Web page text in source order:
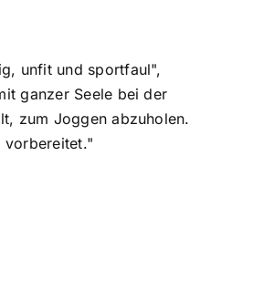
unfit und sportfaul",
ganzer Seele bei der
zum Joggen abzuholen.
vorbereitet."